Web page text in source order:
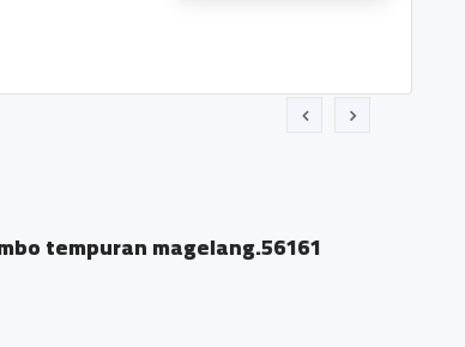
tempuran magelang.56161